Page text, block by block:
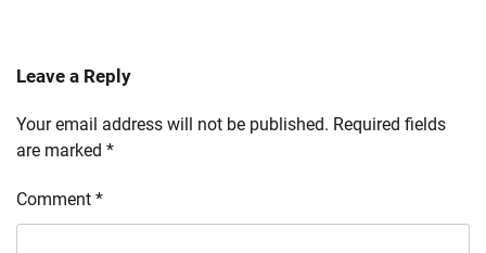
Leave a Reply
Your email address will not be published. Required fields
are marked *
Comment *